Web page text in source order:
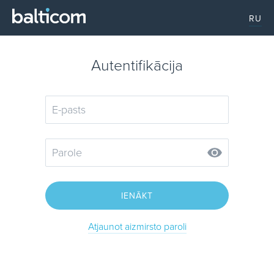
RU
Autentifikācija
IENĀKT
Atjaunot aizmirsto paroli